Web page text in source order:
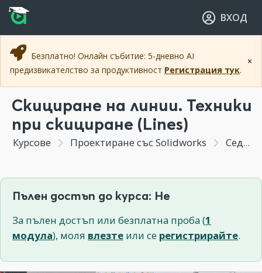
Прескочи към основното съдържание
Прескочи към навигацията
ВХОД
×
Безплатно! Онлайн събитие: 5-дневно AI
предизвикателство за продуктивност Регистрация тук.
Скициране на линии. Техники
при скициране (Lines)
Курсове Проектиране със Solidworks Седмица 2 - Скициране (Sketching) – основни инструменти и техники - Част 1
Пълен достъп до курса: Не
За пълен достъп или безплатна проба (1
модула), моля влезте или се регистрирайте.